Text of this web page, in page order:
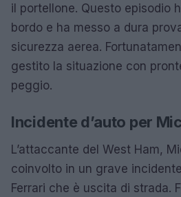
il portellone. Questo episodio
bordo e ha messo a dura
sicurezza aerea.
gestito la situazione con
peggio.
Incidente d’auto per
L’attaccante del West Ham,
coinvolto in un grave
Ferrari che è uscita di strada.